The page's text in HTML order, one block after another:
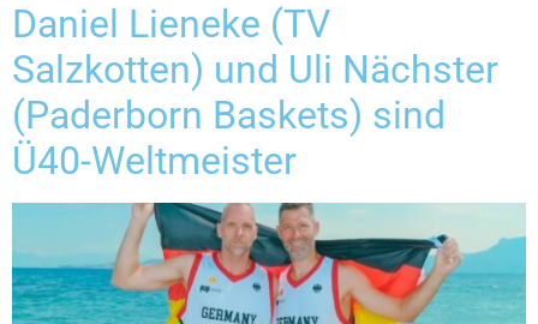
Daniel Lieneke (TV
Salzkotten) und Uli Nächster
(Paderborn Baskets) sind
Ü40-Weltmeister